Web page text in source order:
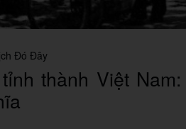
Đó Đây
thành Việt Nam: